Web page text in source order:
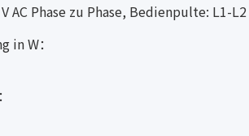
AC Phase zu Phase, Bedienpulte: L1-L2
in W：